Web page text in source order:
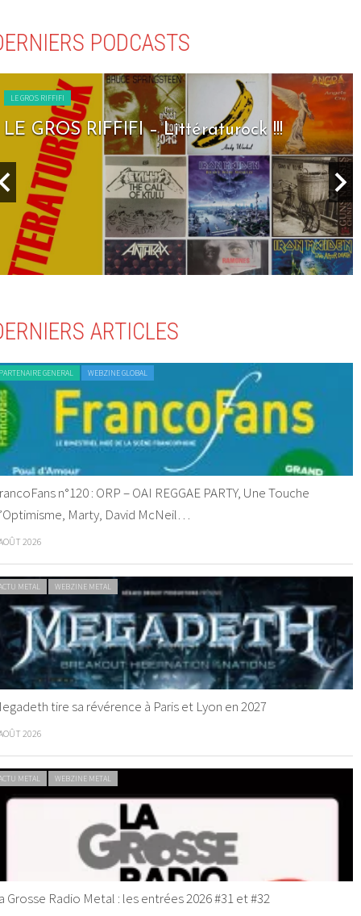
PODCASTS
LE GROS RIFFIFI
LE GROS RIFFIFI – Littératurock !!!
ARTICLES
GENERAL WEBZINE GLOBAL
n°120 : ORP – OAI REGGAE PARTY, Une Touche
Marty, David McNeil…
2026
METAL WEBZINE METAL
tire sa révérence à Paris et Lyon en 2027
2026
METAL WEBZINE METAL
Grosse Radio Metal : les entrées 2026 #31 et #32